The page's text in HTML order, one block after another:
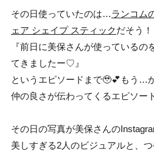
その日使っていたのは…ランコム
ェア シェイプ スティックだそう！
『前日に美保さんが使っている
てきましたー♡』
というエピソードまで🥹💕もう…
仲の良さが伝わってくるエピソー
その日の写真が美保さんの
美しすぎる2人のビジュアルと、